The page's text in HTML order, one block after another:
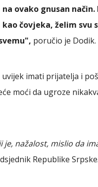
ovako gnusan
čovjeka, želim svu
poručio je Dodik.
imati prijatelja i
moći da ugroze
je, nažalost, mislio da
Republike Srpske.